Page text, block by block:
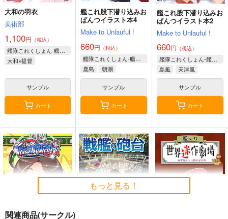
大和の羽衣
美術部
1,100円 （税込）
艦隊これくしょん-艦これ-
大和×提督
サンプル
カート
艦これ股下潜り込みお
ぱんつイラスト本4
Make to Unlauful !
660円 （税込）
艦隊これくしょん-艦これ-
鹿島
朝潮
サンプル
カート
艦これ股下潜り込みお
ぱんつイラスト本2
Make to Unlauful !
660円 （税込）
艦隊これくしょん-艦これ-
島風
天津風
サンプル
カート
もっと見る！
関連商品(サークル)